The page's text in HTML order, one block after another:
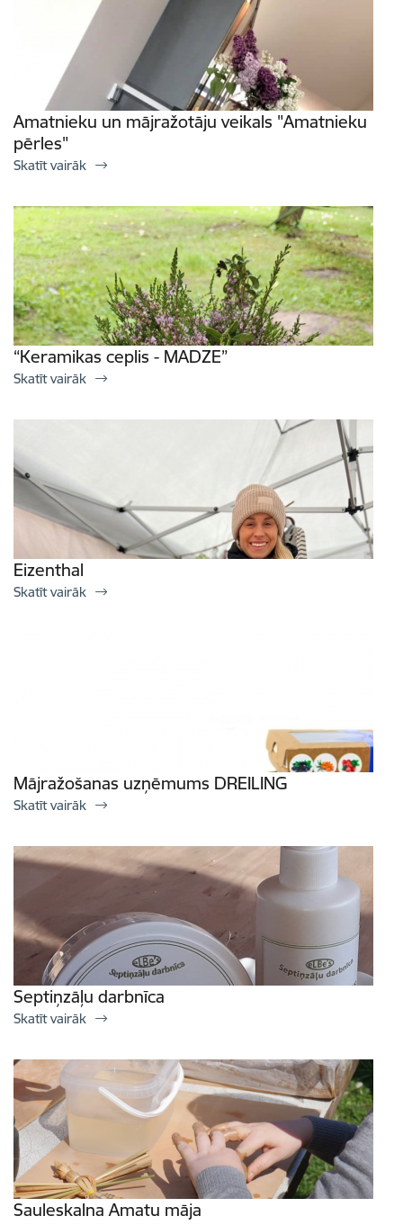
Amatnieku un mājražotāju veikals "Amatnieku
pērles"
Skatīt vairāk
“Keramikas ceplis - MADZE”
Skatīt vairāk
Eizenthal
Skatīt vairāk
Mājražošanas uzņēmums DREILING
Skatīt vairāk
Septiņzāļu darbnīca
Skatīt vairāk
Sauleskalna Amatu māja